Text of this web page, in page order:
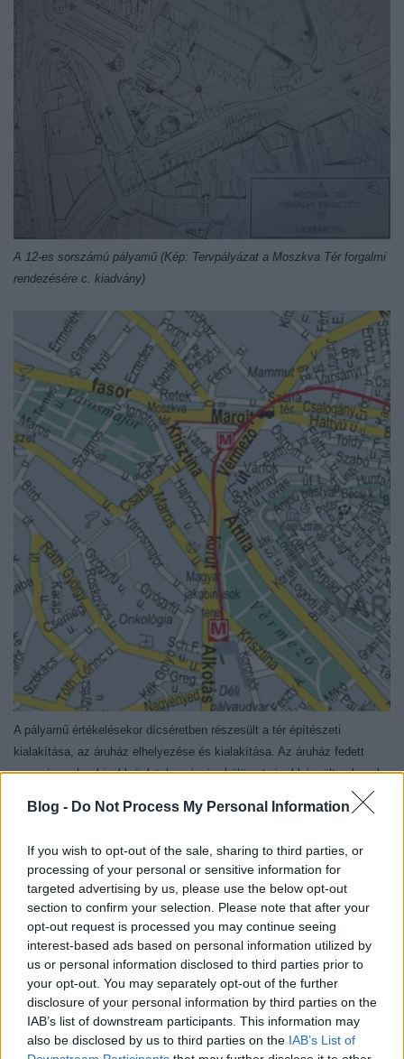
Blog - Do Not Process My Personal Information
If you wish to opt-out of the sale, sharing to third parties, or
processing of your personal or sensitive information for
targeted advertising by us, please use the below opt-out
section to confirm your selection. Please note that after your
opt-out request is processed you may continue seeing
interest-based ads based on personal information utilized by
us or personal information disclosed to third parties prior to
your opt-out. You may separately opt-out of the further
disclosure of your personal information by third parties on the
IAB’s list of downstream participants. This information may
also be disclosed by us to third parties on the IAB’s List of
A 12-es sorszámú pályamű (Kép: Tervpályázat a Moszkva Tér forgalmi
rendezésére c. kiadvány)
A pályamű értékelésekor dícséretben részesült a tér építészeti
kialakítása, az áruház elhelyezése és kialakítása. Az áruház fedett
passzázzsal, a kisebb üzletek számára külön utcával készült volna el,
egységek, kiszolgáló üzletek épültek volna meg. A közlekedés területén
illetve Vérmező utca mentén való vezetése egységes térképzést és
összefüggő gyalogos tér kialakítását biztosítja. A Csalogány utca -
Szilágyi E. fasor közvetlen kapcsolatát megteremtő közúti aluljáró
hossz-szelvénye lehetővé teszi az áruház terepszint alatti árufeltöltését
és teherforgalmának lebonyolítását a Fény utca felől. A Mártírok útja
(ma: Margit körút - a szerk.) és a Krisztina körút közvetlen forgalmi
kapcsolata a villamoshálózattal azonos szinten, kedvezően megoldott.
Előnyös, hogy a Vérmező utcában csak helyi forgalom, illetve csekély
autóbuszforgalom bonyolódik is." Ugyanakkor kritika érte a Retek
utcába tervezett gyalogosátkelőhelyet. Érdekes, hogy már itt szerepelt